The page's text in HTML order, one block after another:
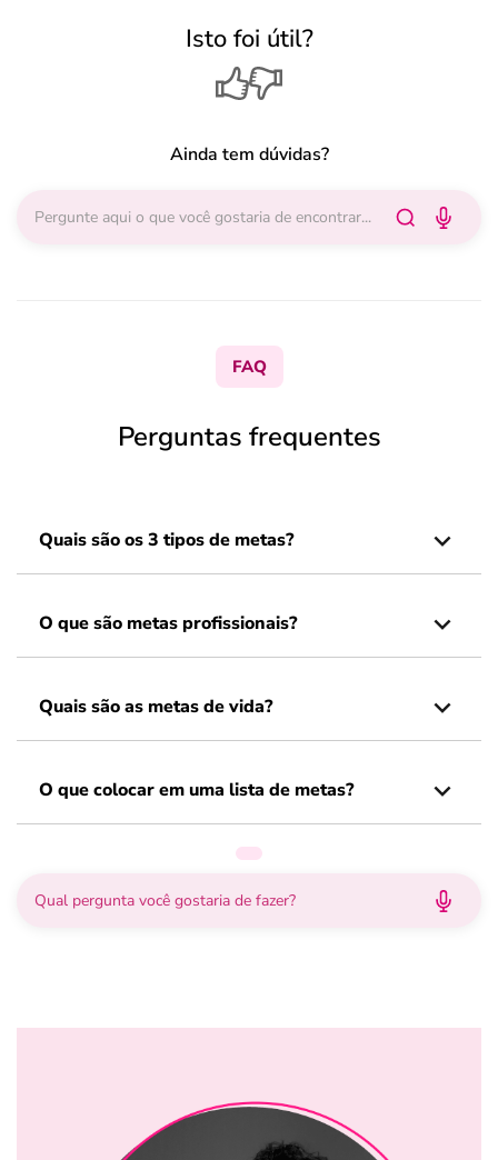
Isto foi útil?
Ainda tem dúvidas?
FAQ
Perguntas frequentes
Quais são os 3 tipos de metas?
O que são metas profissionais?
Quais são as metas de vida?
O que colocar em uma lista de metas?